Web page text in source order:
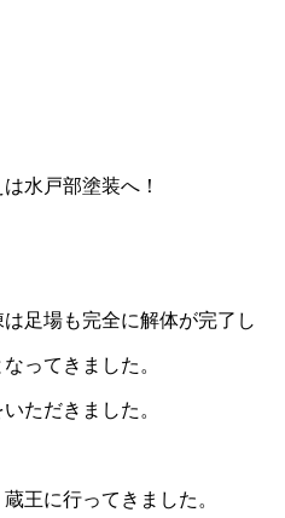
水戸部塗装へ！
足場も完全に解体が完了し
ってきました。
ただきました。
王に行ってきました。